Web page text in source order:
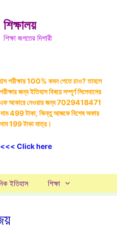
শিক্ষালয়
শিক্ষা জগতের দিশারী
পরীক্ষায় 100% কমন পেতে চাও? তাহলে
জন্য ইতিহাস বিষয়ে সম্পূর্ণ সিলেবাসের
আকারে নেওয়ার জন্য 7029418471
499 টাকা, কিন্তু আজকে বিশেষ অফার
199 টাকা মাত্র।
<<< Click here
ইতিহাস শিক্ষা